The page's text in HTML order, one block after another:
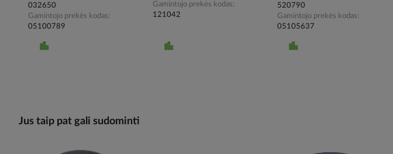
032650
Gamintojo prekės kodas
05100789
Gamintojo prekės kodas
121042
520790
Gamintojo prekės kodas
05105637
Jus taip pat gali sudominti